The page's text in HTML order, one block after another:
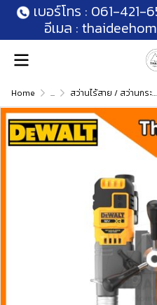
เบอร์โทร : 061-421-
อีเมล :
Home ... สว่านไร้สาย / สว่านกระแทกไร้สาย